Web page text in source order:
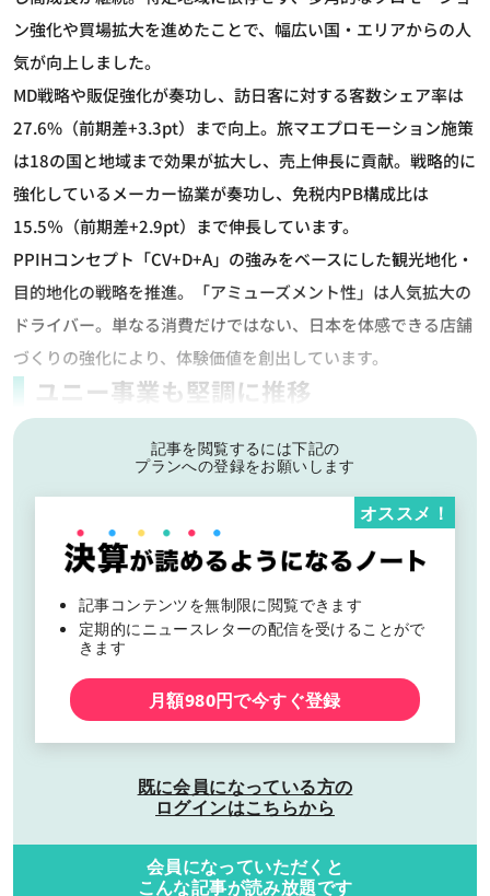
ン強化や買場拡大を進めたことで、幅広い国・エリアからの人
気が向上しました。
MD戦略や販促強化が奏功し、訪日客に対する客数シェア率は
27.6%（前期差+3.3pt）まで向上。旅マエプロモーション施策
は18の国と地域まで効果が拡大し、売上伸長に貢献。戦略的に
強化しているメーカー協業が奏功し、免税内PB構成比は
15.5％（前期差+2.9pt）まで伸長しています。
PPIHコンセプト「CV+D+A」の強みをベースにした観光地化・
目的地化の戦略を推進。「アミューズメント性」は人気拡大の
ドライバー。単なる消費だけではない、日本を体感できる店舗
づくりの強化により、体験価値を創出しています。
ユニー事業も堅調に推移
記事を閲覧するには下記の
プランへの登録をお願いします
記事コンテンツを無制限に閲覧できます
定期的にニュースレターの配信を受けることがで
きます
オススメ！
月額980円で今すぐ登録
既に会員になっている方の
ログインはこちらから
会員になっていただくと
こんな記事が読み放題です